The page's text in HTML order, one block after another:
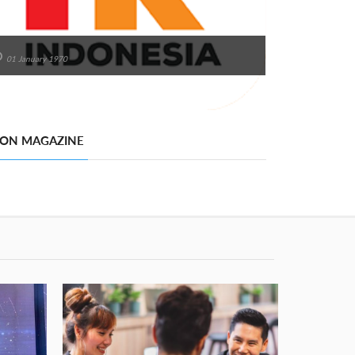
01 January 1970
MAGAZINE